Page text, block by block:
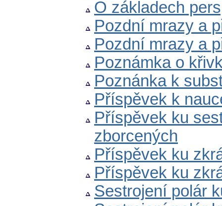
O základech
Pozdní mrazy a
Pozdní mrazy a
Poznámka o
Poznánka k
Příspěvek k
Příspěvek ku
zborcených
Příspěvek ku
Příspěvek ku
Sestrojení polár